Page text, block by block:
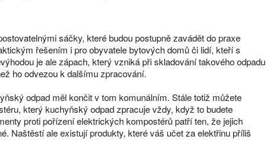
sáčky, které budou postupně zavádět do praxe
řešením i pro obyvatele bytových domů či lidí, kteří s
je ale zápach, který vzniká při skladování takového odpadu
ho odvezou k dalšímu zpracování.
odpad měl končit v tom komunálním. Stále totiž můžete
který kuchyňský odpad zpracuje vždy, když to budete
proti pořízení elektrických kompostérů patří ten, že jejich
Naštěstí ale existují produkty, které váš učet za elektřinu příliš